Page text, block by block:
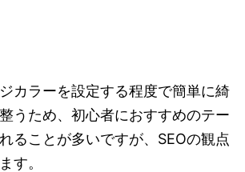
カラーを設定する程度で簡単に綺
うため、初心者におすすめのテー
ることが多いですが、SEOの観点
す。